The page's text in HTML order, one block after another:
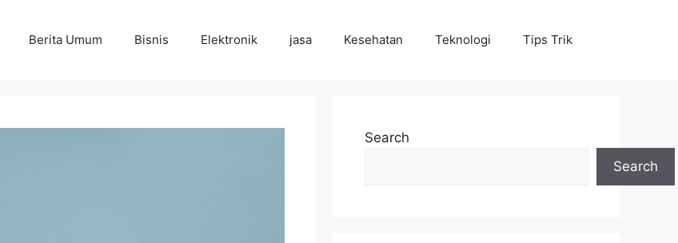
Berita Umum Bisnis Elektronik jasa Kesehatan Teknologi Tips Trik
Search
Search